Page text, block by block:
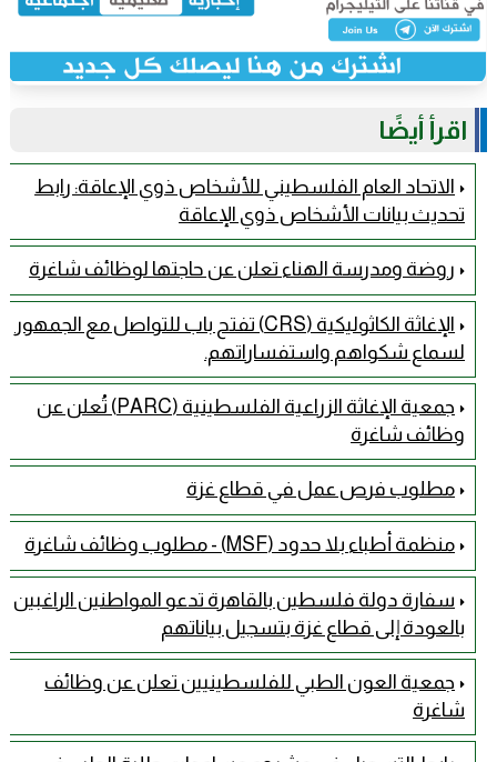
اقرأ أيضًا
الاتحاد العام الفلسطيني للأشخاص ذوي الإعاقة: رابط
تحديث بيانات الأشخاص ذوي الإعاقة
روضة ومدرسة الهناء تعلن عن حاجتها لوظائف شاغرة
الإغاثة الكاثوليكية (CRS) تفتح باب للتواصل مع الجمهور
لسماع شكواهم واستفساراتهم.
جمعية الإغاثة الزراعية الفلسطينية (PARC) تُعلن عن
وظائف شاغرة
مطلوب فرص عمل في قطاع غزة
منظمة أطباء بلا حدود (MSF) - مطلوب وظائف شاغرة
سفارة دولة فلسطين بالقاهرة تدعو المواطنين الراغبين
بالعودة إلى قطاع غزة بتسجيل بياناتهم
جمعية العون الطبي للفلسطينيين تعلن عن وظائف
شاغرة